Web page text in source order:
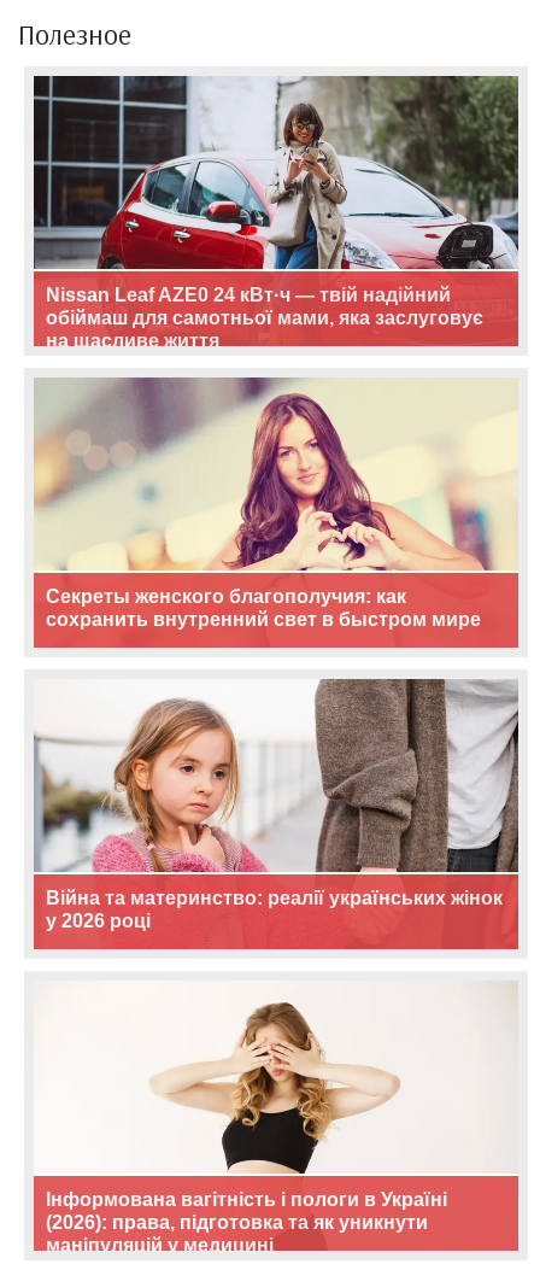
Полезное
Nissan Leaf AZE0 24 кВт·ч — твій надійний
обіймаш для самотньої мами, яка заслуговує
на щасливе життя
Секреты женского благополучия: как
сохранить внутренний свет в быстром мире
Війна та материнство: реалії українських жінок
у 2026 році
Інформована вагітність і пологи в Україні
(2026): права, підготовка та як уникнути
маніпуляцій у медицині